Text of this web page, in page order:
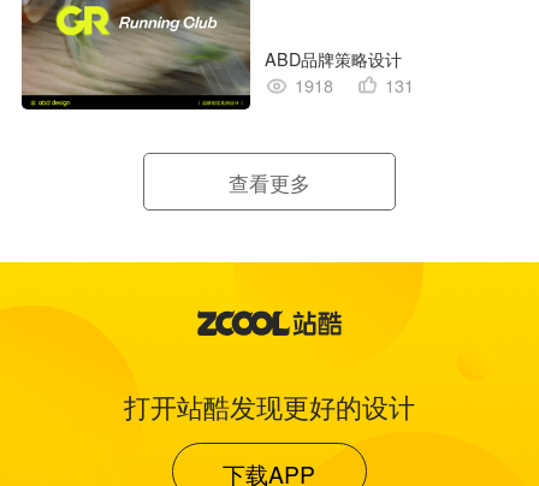
ABD品牌策略设计
1918
131
查看更多
打开站酷发现更好的设计
下载APP